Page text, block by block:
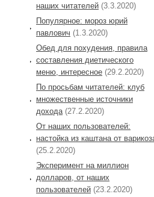
наших читателей (3.3.2020)
Популярное: мороз юрий
павлович (1.3.2020)
Обед для похудения, правила
составления диетического
меню, интересное (29.2.2020)
По просьбам читателей: клуб
множественные источники
дохода (27.2.2020)
От наших пользователей:
настойка из каштана от
(25.2.2020)
Эксперимент на миллион
долларов, от наших
пользователей (23.2.2020)